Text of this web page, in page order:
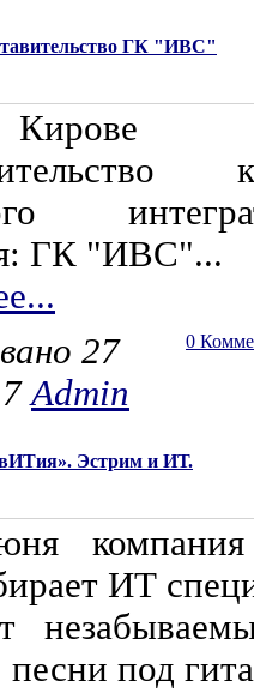
ГК "ИВС"
ГК "ИВС"...
0
27
Admin
Эстрим и ИТ.
компания
ИТ
песни под